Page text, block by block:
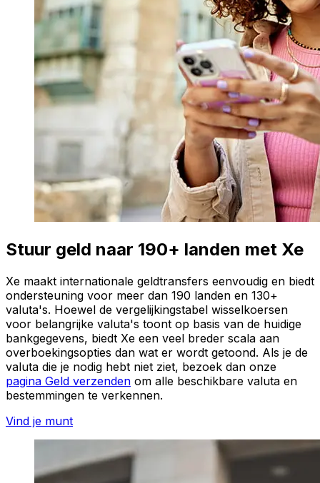
Stuur geld naar 190+ landen met Xe
Xe maakt internationale geldtransfers eenvoudig en biedt
ondersteuning voor meer dan 190 landen en 130+
valuta's. Hoewel de vergelijkingstabel wisselkoersen
voor belangrijke valuta's toont op basis van de huidige
bankgegevens, biedt Xe een veel breder scala aan
overboekingsopties dan wat er wordt getoond. Als je de
valuta die je nodig hebt niet ziet, bezoek dan onze
pagina Geld verzenden om alle beschikbare valuta en
bestemmingen te verkennen.
Vind je munt